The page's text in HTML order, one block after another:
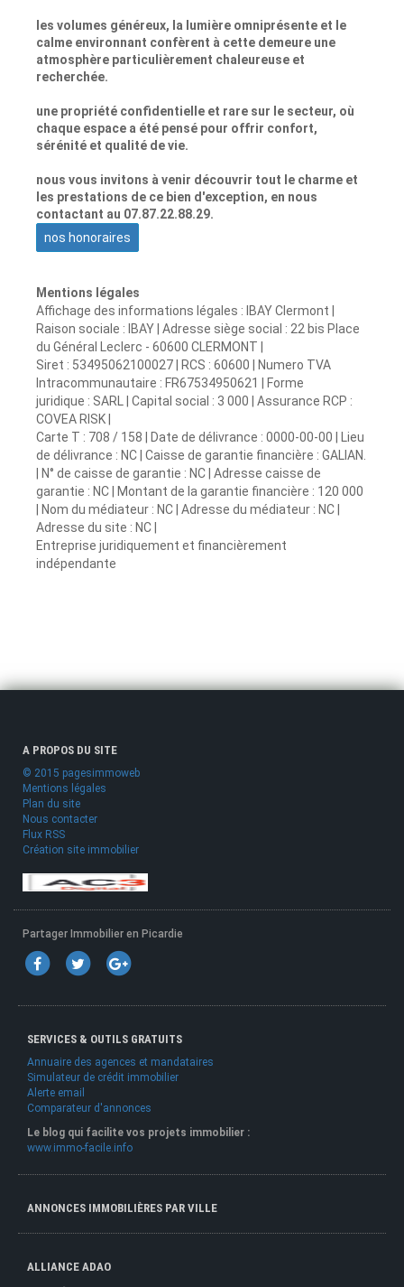
les volumes généreux, la lumière omniprésente et le
calme environnant confèrent à cette demeure une
atmosphère particulièrement chaleureuse et
recherchée.
une propriété confidentielle et rare sur le secteur, où
chaque espace a été pensé pour offrir confort,
sérénité et qualité de vie.
nous vous invitons à venir découvrir tout le charme et
les prestations de ce bien d'exception, en nous
contactant au 07.87.22.88.29.
nos honoraires
Mentions légales
Affichage des informations légales : IBAY Clermont |
Raison sociale : IBAY | Adresse siège social : 22 bis Place
du Général Leclerc - 60600 CLERMONT |
Siret : 53495062100027 | RCS : 60600 | Numero TVA
Intracommunautaire : FR67534950621 | Forme
juridique : SARL | Capital social : 3 000 | Assurance RCP :
COVEA RISK |
Carte T : 708 / 158 | Date de délivrance : 0000-00-00 | Lieu
de délivrance : NC | Caisse de garantie financière : GALIAN.
| N° de caisse de garantie : NC | Adresse caisse de
garantie : NC | Montant de la garantie financière : 120 000
| Nom du médiateur : NC | Adresse du médiateur : NC |
Adresse du site : NC |
Entreprise juridiquement et financièrement
indépendante
A PROPOS DU SITE
© 2015 pagesimmoweb
Mentions légales
Plan du site
Nous contacter
Flux RSS
Création site immobilier
Partager Immobilier en Picardie
SERVICES & OUTILS GRATUITS
Annuaire des agences et mandataires
Simulateur de crédit immobilier
Alerte email
Comparateur d'annonces
Le blog qui facilite vos projets immobilier :
www.immo-facile.info
ANNONCES IMMOBILIÈRES PAR VILLE
ALLIANCE ADAO